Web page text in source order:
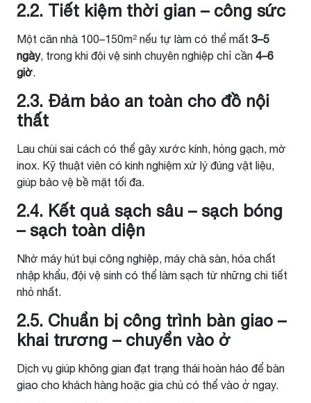
2.2. Tiết kiệm thời gian – công sức
Một căn nhà 100–150m² nếu tự làm có thể mất 3–5
ngày, trong khi đội vệ sinh chuyên nghiệp chỉ cần 4–6
giờ.
2.3. Đảm bảo an toàn cho đồ nội
thất
Lau chùi sai cách có thể gây xước kính, hỏng gạch, mờ
inox. Kỹ thuật viên có kinh nghiệm xử lý đúng vật liệu,
giúp bảo vệ bề mặt tối đa.
2.4. Kết quả sạch sâu – sạch bóng
– sạch toàn diện
Nhờ máy hút bụi công nghiệp, máy chà sàn, hóa chất
nhập khẩu, đội vệ sinh có thể làm sạch từ những chi tiết
nhỏ nhất.
2.5. Chuẩn bị công trình bàn giao –
khai trương – chuyển vào ở
Dịch vụ giúp không gian đạt trạng thái hoàn hảo để bàn
giao cho khách hàng hoặc gia chủ có thể vào ở ngay.